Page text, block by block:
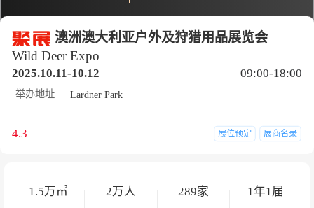
澳洲澳大利亚户外及狩猎用品展览会
Wild Deer Expo
2025.10.11-10.12 09:00-18:00
举办地址 Lardner Park
4.3 展位预定 展商名录
1.5万㎡ 2万人 289家 1年1届